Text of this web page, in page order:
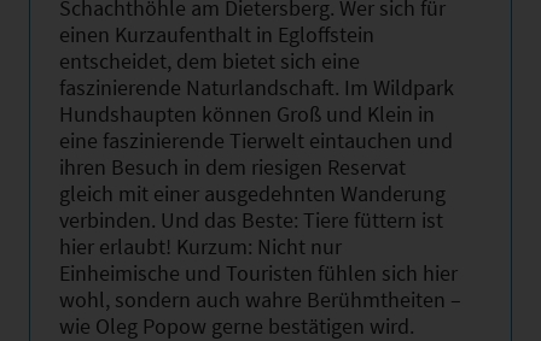
Schachthöhle am Dietersberg. Wer sich für
einen Kurzaufenthalt in Egloffstein
entscheidet, dem bietet sich eine
faszinierende Naturlandschaft. Im Wildpark
Hundshaupten können Groß und Klein in
eine faszinierende Tierwelt eintauchen und
ihren Besuch in dem riesigen Reservat
gleich mit einer ausgedehnten Wanderung
verbinden. Und das Beste: Tiere füttern ist
hier erlaubt! Kurzum: Nicht nur
Einheimische und Touristen fühlen sich hier
wohl, sondern auch wahre Berühmtheiten –
wie Oleg Popow gerne bestätigen wird.